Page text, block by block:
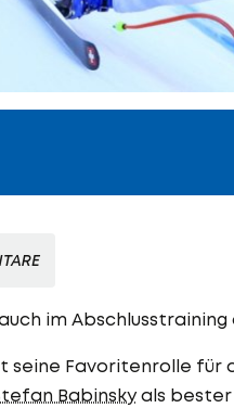
im
seine Favoritenrolle für
Babinskyals bester